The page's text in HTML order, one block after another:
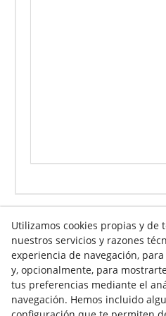
Info venta online
Contacto
Utilizamos cookies propias y de
nuestros servicios y razones
experiencia de navegación,
y, opcionalmente, para
tus preferencias mediante el
navegación. Hemos incluido